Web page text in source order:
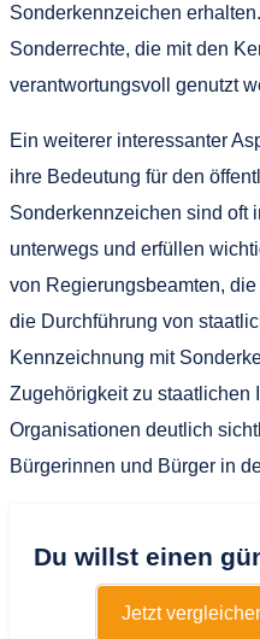
Sonderkennzeichen
Sonderrechte, die mit den
verantwortungsvoll genutzt
Ein weiterer interessanter
ihre Bedeutung für den
Sonderkennzeichen sind oft
unterwegs und erfüllen
von Regierungsbeamten,
die Durchführung von
Kennzeichnung mit
Zugehörigkeit zu staatlichen
Organisationen deutlich
Bürgerinnen und Bürger in
Du willst einen
Jetzt